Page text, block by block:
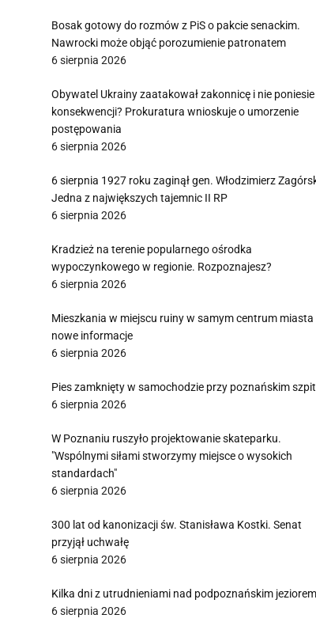
Bosak gotowy do rozmów z PiS o pakcie senackim.
Nawrocki może objąć porozumienie patronatem
6 sierpnia 2026
Obywatel Ukrainy zaatakował zakonnicę i nie poniesie
konsekwencji? Prokuratura wnioskuje o umorzenie
postępowania
6 sierpnia 2026
6 sierpnia 1927 roku zaginął gen. Włodzimierz
Jedna z największych tajemnic II RP
6 sierpnia 2026
Kradzież na terenie popularnego ośrodka
wypoczynkowego w regionie. Rozpoznajesz?
6 sierpnia 2026
Mieszkania w miejscu ruiny w samym centrum miasta
nowe informacje
6 sierpnia 2026
Pies zamknięty w samochodzie przy poznańskim
6 sierpnia 2026
W Poznaniu ruszyło projektowanie skateparku.
"Wspólnymi siłami stworzymy miejsce o wysokich
standardach"
6 sierpnia 2026
300 lat od kanonizacji św. Stanisława Kostki. Senat
przyjął uchwałę
6 sierpnia 2026
Kilka dni z utrudnieniami nad podpoznańskim jeziorem
6 sierpnia 2026